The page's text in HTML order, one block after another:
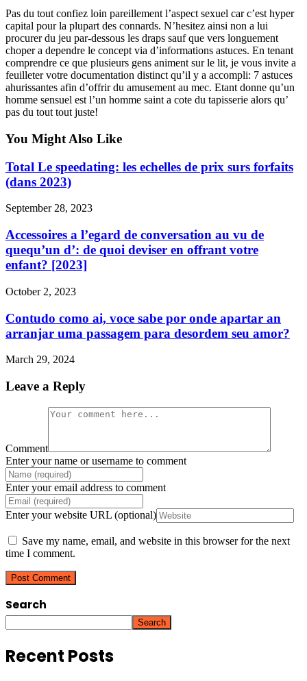
Pas du tout confiez loin pareillement l’aspect sexuel car c’est hyper
capital pour la plupart des connards. N’hesitez ainsi non a lui
procurer du jeu par-dessous les draps sauf que vers longuement
choper a dependre le concept via d’informations astuces. En tenant
comprendre ce que plusieurs gens animent sur le lit, je vous invite a
feuilleter votre documentation distinct qu’il y a accompli: 7 astuces
ahurissantes afin d’offrir du amusement au mec. Etant donne qu’un
homme sensuel est l’un homme saint a cote du tapisserie alors qu’
pas du tout tout juste!
You Might Also Like
Total Le speedating: les echelles de prix surs forfaits
(dans 2023)
September 28, 2023
Accessoires a l’egard de conversation au vu de
quequ’un d’: de quoi deviser en offrant votre
enfant? [2023]
October 2, 2023
Contudo como ai, voce sabe por onde apartar an
arranjar uma passagem para desordem seu amor?
March 29, 2024
Leave a Reply
Comment
Enter your name or username to comment
Enter your email address to comment
Enter your website URL (optional)
Save my name, email, and website in this browser for the next
time I comment.
Search
Search
Recent Posts